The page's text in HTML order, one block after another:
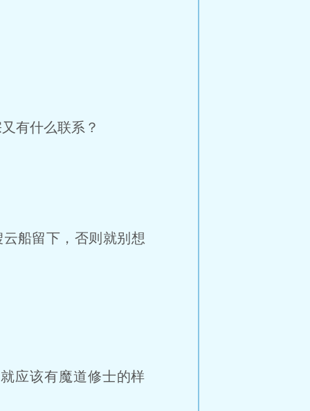
有什么联系？
船留下，否则就别想
应该有魔道修士的样